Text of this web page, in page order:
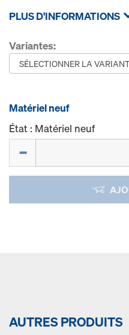
PLUS D'INFORMATIONS
Variantes:
Matériel neuf
État : Matériel neuf
AUTRES PRODUITS